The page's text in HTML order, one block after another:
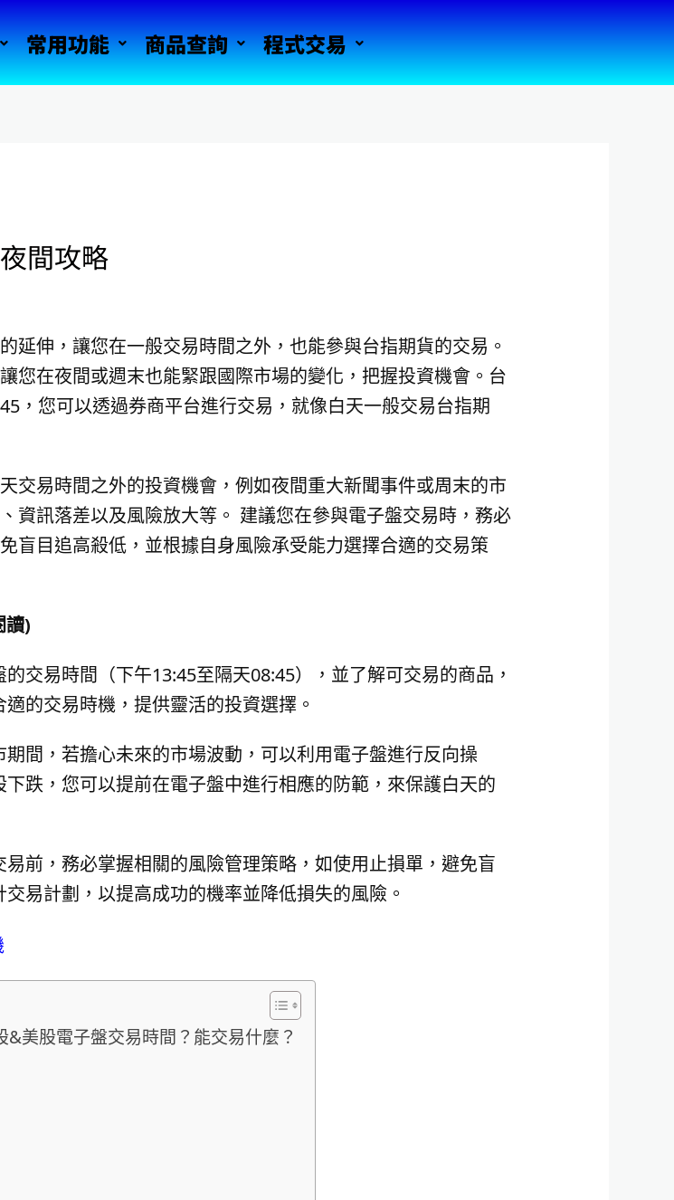
常用功能 商品查詢 程式交易
間攻略
延伸，讓您在一般交易時間之外，也能參與台指期貨的交易。
您在夜間或週末也能緊跟國際市場的變化，把握投資機會。台
，您可以透過券商平台進行交易，就像白天一般交易台指期
交易時間之外的投資機會，例如夜間重大新聞事件或周末的市
資訊落差以及風險放大等。 建議您在參與電子盤交易時，務必
盲目追高殺低，並根據自身風險承受能力選擇合適的交易策
讀)
交易時間（下午13:45至隔天08:45），並了解可交易的商品，
的交易時機，提供靈活的投資選擇。
期間，若擔心未來的市場波動，可以利用電子盤進行反向操
跌，您可以提前在電子盤中進行相應的防範，來保護白天的
前，務必掌握相關的風險管理策略，如使用止損單，避免盲
易計劃，以提高成功的機率並降低損失的風險。
美股電子盤交易時間？能交易什麼？